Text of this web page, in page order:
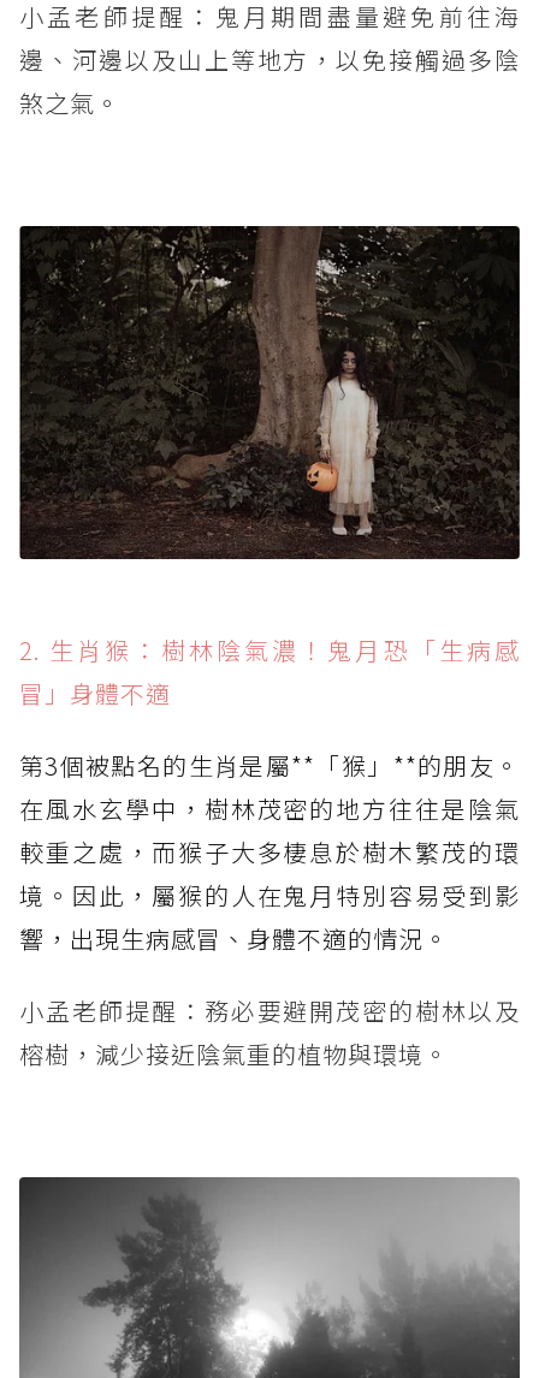
小孟老師提醒：鬼月期間盡量避免前往海
邊、河邊以及山上等地方，以免接觸過多陰
煞之氣。
2. 生肖猴：樹林陰氣濃！鬼月恐「生病感
冒」身體不適
第3個被點名的生肖是屬**「猴」**的朋友。
在風水玄學中，樹林茂密的地方往往是陰氣
較重之處，而猴子大多棲息於樹木繁茂的環
境。因此，屬猴的人在鬼月特別容易受到影
響，出現生病感冒、身體不適的情況。
小孟老師提醒：務必要避開茂密的樹林以及
榕樹，減少接近陰氣重的植物與環境。